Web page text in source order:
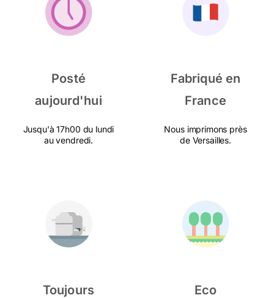
Posté
aujourd'hui
Jusqu'à 17h00 du lundi
au vendredi.
Fabriqué en
France
Nous imprimons près
de Versailles.
Toujours
Eco